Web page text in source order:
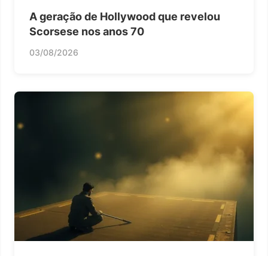
A geração de Hollywood que revelou
Scorsese nos anos 70
03/08/2026